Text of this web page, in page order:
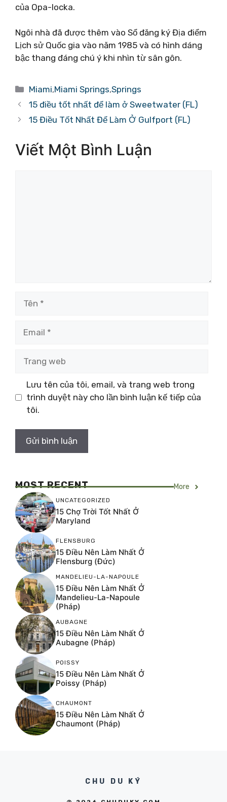
của Opa-locka.
Ngôi nhà đã được thêm vào Sổ đăng ký Địa điểm
Lịch sử Quốc gia vào năm 1985 và có hình dáng
bậc thang đáng chú ý khi nhìn từ sân gôn.
Danh
mục
Miami,Miami Springs,Springs
15 điều tốt nhất để làm ở Sweetwater (FL)
15 Điều Tốt Nhất Để Làm Ở Gulfport (FL)
Viết Một Bình Luận
web
Lưu tên của tôi, email, và trang web trong
trình duyệt này cho lần bình luận kế tiếp của
tôi.
MOST RECENT More
UNCATEGORIZED
15 Chợ Trời Tốt Nhất Ở
Maryland
FLENSBURG
15 Điều Nên Làm Nhất Ở
Flensburg (Đức)
MANDELIEU-LA-NAPOULE
15 Điều Nên Làm Nhất Ở
Mandelieu-La-Napoule
(Pháp)
AUBAGNE
15 Điều Nên Làm Nhất Ở
Aubagne (Pháp)
POISSY
15 Điều Nên Làm Nhất Ở
Poissy (Pháp)
CHAUMONT
15 Điều Nên Làm Nhất Ở
Chaumont (Pháp)
CHU DU KÝ